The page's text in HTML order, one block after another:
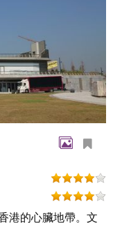
港的心臟地帶。文